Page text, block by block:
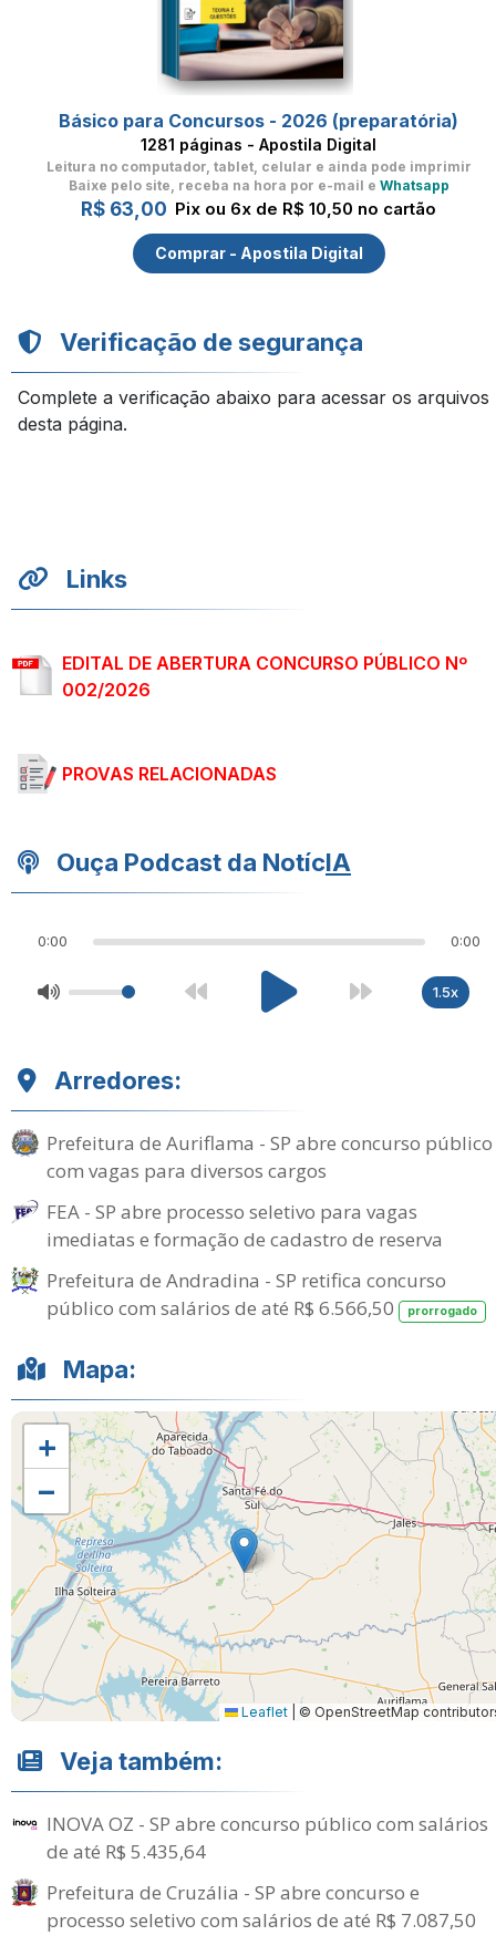
Básico para Concursos - 2026 (preparatória)
1281 páginas - Apostila Digital
Leitura no computador, tablet, celular e ainda pode imprimir
Baixe pelo site, receba na hora por e-mail e Whatsapp
R$ 63,00 Pix ou 6x de R$ 10,50 no cartão
Comprar - Apostila Digital
Verificação de segurança
Complete a verificação abaixo para acessar os arquivos
desta página.
Links
EDITAL DE ABERTURA CONCURSO PÚBLICO Nº
002/2026
PROVAS RELACIONADAS
Ouça Podcast da NotícIA
0:00 0:00
1.5x
Arredores:
Prefeitura de Auriflama - SP abre concurso público
com vagas para diversos cargos
FEA - SP abre processo seletivo para vagas
imediatas e formação de cadastro de reserva
Prefeitura de Andradina - SP retifica concurso
público com salários de até R$ 6.566,50
prorrogado
Mapa:
+
−
Leaflet © OpenStreetMap
Veja também:
INOVA OZ - SP abre concurso público com salários
de até R$ 5.435,64
Prefeitura de Cruzália - SP abre concurso e
processo seletivo com salários de até R$ 7.087,50